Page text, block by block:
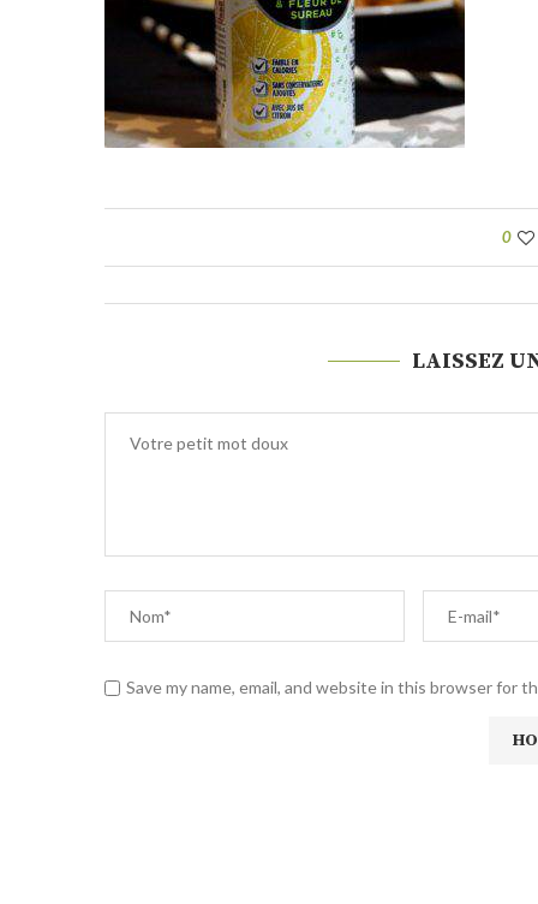
0
LAISSEZ
Save my name, email, and website in this browser for